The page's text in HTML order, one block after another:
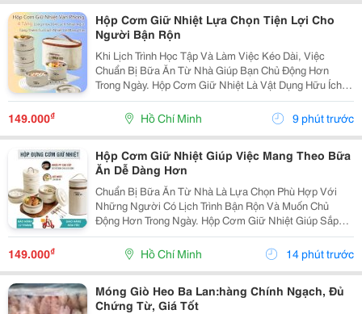
Hộp Cơm Giữ Nhiệt Lựa Chọn Tiện Lợi Cho
Người Bận Rộn
Khi Lịch Trình Học Tập Và Làm Việc Kéo Dài, Việc
Chuẩn Bị Bữa Ăn Từ Nhà Giúp Bạn Chủ Động Hơn
Trong Ngày. Hộp Cơm Giữ Nhiệt Là Vật Dụng Hữu Ích,
Hỗ Trợ Mang Theo Cơm Và Các Món Ăn Một Cách Gọn
Gàng, Phù Hợp Với Nhiều Nhu Cầu Sử Dụng. Chọn Hộp
149.000₫ Hồ Chí Minh 9 phút trước
Hộp Cơm Giữ Nhiệt Giúp Việc Mang Theo Bữa
Ăn Dễ Dàng Hơn
Chuẩn Bị Bữa Ăn Từ Nhà Là Lựa Chọn Phù Hợp Với
Những Người Có Lịch Trình Bận Rộn Và Muốn Chủ
Động Hơn Trong Ngày. Hộp Cơm Giữ Nhiệt Giúp Sắp
Xếp Các Món Ăn Gọn Gàng, Thuận Tiện Mang Theo Khi
Đi Học, Đi Làm Hoặc Tham Gia Các Hoạt Động Bên
Ngoài. Lựa...
149.000₫ Hồ Chí Minh 14 phút trước
Móng Giò Heo Ba Lan:hàng Chính Ngạch, Đủ
Chứng Từ, Giá Tốt